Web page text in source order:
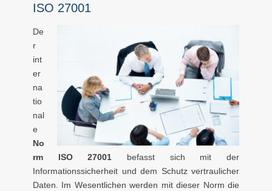
ISO 27001
De
r
int
er
na
tio
nal
e
No
rm ISO 27001 befasst sich mit der
Informationssicherheit und dem Schutz vertraulicher
Daten. Im Wesentlichen werden mit dieser Norm die